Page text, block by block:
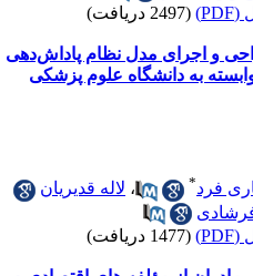
(2497 دریافت)
و اجرای مدل نظام پاداش‌دهی
به دانشگاه علوم پزشکی
فرد ،لاله قدیریان
(1477 دریافت)